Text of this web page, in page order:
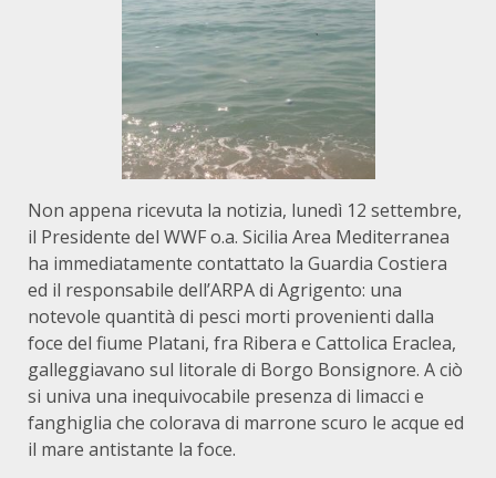
Non appena ricevuta la notizia, lunedì 12 settembre,
il Presidente del WWF o.a. Sicilia Area Mediterranea
ha immediatamente contattato la Guardia Costiera
ed il responsabile dell’ARPA di Agrigento: una
notevole quantità di pesci morti provenienti dalla
foce del fiume Platani, fra Ribera e Cattolica Eraclea,
galleggiavano sul litorale di Borgo Bonsignore. A ciò
si univa una inequivocabile presenza di limacci e
fanghiglia che colorava di marrone scuro le acque ed
il mare antistante la foce.